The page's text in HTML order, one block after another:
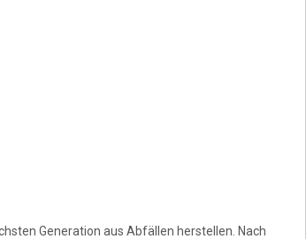
Generation aus Abfällen herstellen. Nach